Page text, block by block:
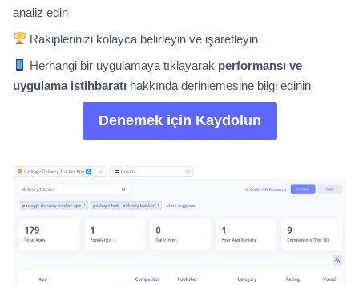
analiz edin
Rakiplerinizi kolayca belirleyin ve işaretleyin
Herhangi bir uygulamaya tıklayarak performansı ve
uygulama istihbaratı hakkında derinlemesine bilgi edinin
Denemek için Kaydolun